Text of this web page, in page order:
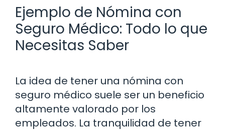
Ejemplo de Nómina con
Seguro Médico: Todo lo que
Necesitas Saber
La idea de tener una nómina con
seguro médico suele ser un beneficio
altamente valorado por los
empleados. La tranquilidad de tener